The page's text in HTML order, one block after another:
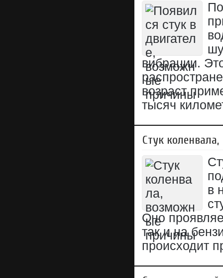
вибрации.
возраст
тысяч
Стук
в
Оно
так и на
происходит